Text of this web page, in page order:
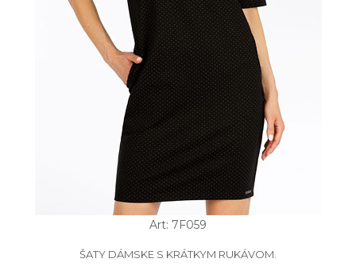
Art: 7F059
ŠATY DÁMSKE S KRÁTKYM RUKÁVOM.